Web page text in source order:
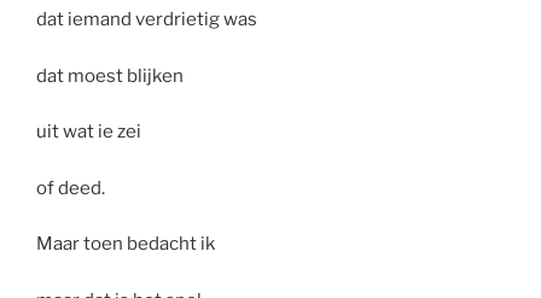
dat iemand verdrietig was
dat moest blijken
uit wat ie zei
of deed.
Maar toen bedacht ik